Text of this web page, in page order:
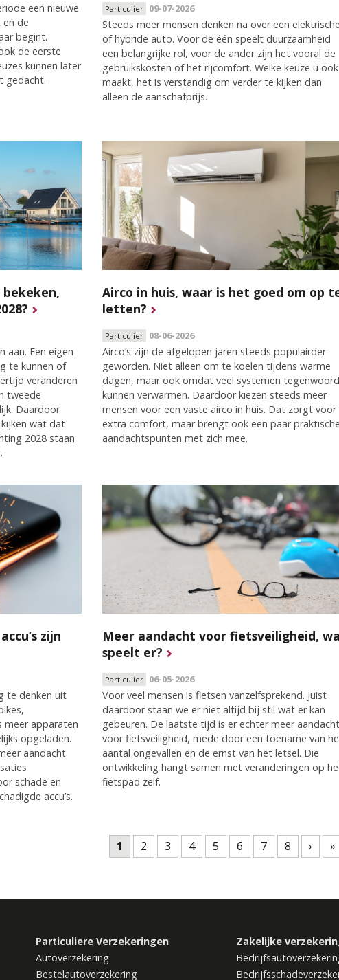
een nieuwe
en de
begint.
de eerste
kunnen later
gedacht.
Particulier 09-07-2026
Steeds meer mensen denken na over een elektrische
of hybride auto. Voor de één speelt duurzaamheid
een belangrijke rol, voor de ander zijn het vooral de
gebruikskosten of het rijcomfort. Welke keuze u ook
maakt, het is verstandig om verder te kijken dan
alleen de aanschafprijs.
aan. Een eigen
te kunnen of
veranderen
tweede
Daardoor
wat dat
2028 staan
Airco in huis, waar is het goed om op
letten?
Particulier 08-06-2026
Airco’s zijn de afgelopen jaren steeds populairder
geworden. Niet alleen om te koelen tijdens warme
dagen, maar ook omdat veel systemen
kunnen verwarmen. Daardoor kiezen steeds meer
mensen voor een vaste airco in huis. Dat zorgt voor
extra comfort, maar brengt ook een paar praktische
aandachtspunten met zich mee.
zijn
te denken uit
meer apparaten
opgeladen.
aandacht
schade en
accu’s.
Meer aandacht voor fietsveiligheid,
speelt er?
Particulier 06-05-2026
Voor veel mensen is fietsen vanzelfsprekend. Juist
daardoor staan we er niet altijd bij stil wat er kan
gebeuren. De laatste tijd is er echter meer aandacht
voor fietsveiligheid, mede door een toename van
aantal ongevallen en de ernst van het letsel. Die
ontwikkeling hangt samen met veranderingen op
fietspad zelf.
1 2 3 4 5 6 7 8 › »
Particuliere Verzekeringen
Autoverzekering
Bestelautoverzekering
Zakelijke